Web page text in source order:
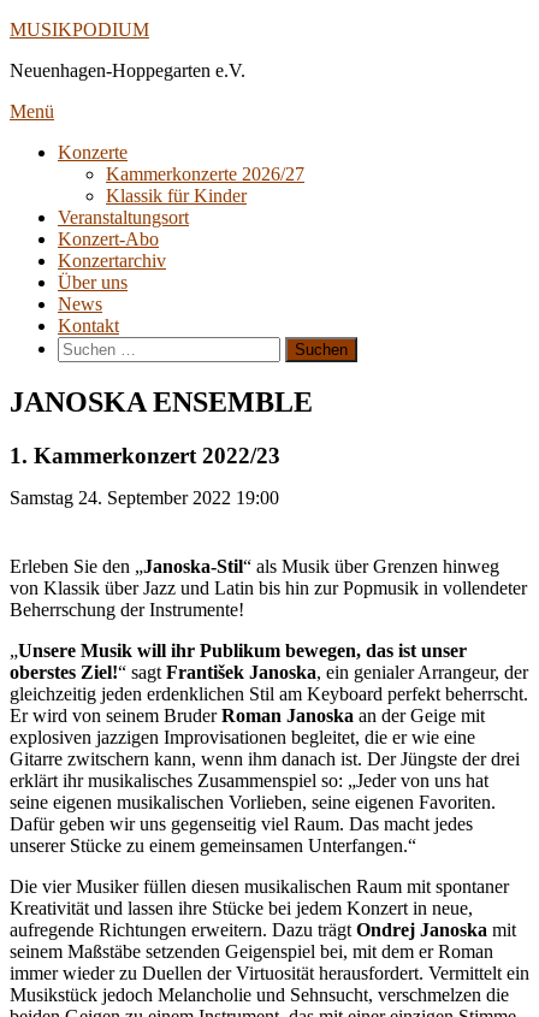
Direkt
Inhalt
MUSIKPODIUM
Neuenhagen-Hoppegarten e.V.
Menü
Konzerte
Kammerkonzerte 2026/27
Klassik für Kinder
Veranstaltungsort
Konzert-Abo
Konzertarchiv
Über uns
News
Kontakt
Suche
nach:
JANOSKA ENSEMBLE
1. Kammerkonzert 2022/23
Samstag 24. September 2022 19:00
Erleben Sie den „Janoska-Stil“ als Musik über Grenzen hinweg
von Klassik über Jazz und Latin bis hin zur Popmusik in vollendeter
Beherrschung der Instrumente!
„Unsere Musik will ihr Publikum bewegen, das ist unser
oberstes Ziel!“ sagt František Janoska, ein genialer Arrangeur, der
gleichzeitig jeden erdenklichen Stil am Keyboard perfekt beherrscht.
Er wird von seinem BruderRoman Janoska an der Geige mit
explosiven jazzigen Improvisationen begleitet, die er wie eine
Gitarre zwitschern kann, wenn ihm danach ist. Der Jüngste der drei
erklärt ihr musikalisches Zusammenspiel so: „Jeder von uns hat
seine eigenen musikalischen Vorlieben, seine eigenen Favoriten.
Dafür geben wir uns gegenseitig viel Raum. Das macht jedes
unserer Stücke zu einem gemeinsamen Unterfangen.“
Die vier Musiker füllen diesen musikalischen Raum mit spontaner
Kreativität und lassen ihre Stücke bei jedem Konzert in neue,
aufregende Richtungen erweitern. Dazu trägt Ondrej Janoska mit
seinem Maßstäbe setzenden Geigenspiel bei, mit dem er Roman
immer wieder zu Duellen der Virtuosität herausfordert. Vermittelt ein
Musikstück jedoch Melancholie und Sehnsucht, verschmelzen die